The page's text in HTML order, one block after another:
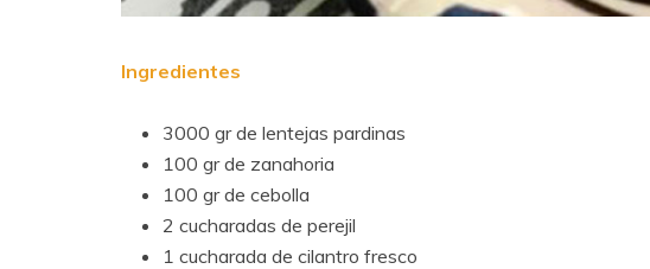
Ingredientes
3000 gr de lentejas pardinas
100 gr de zanahoria
100 gr de cebolla
2 cucharadas de perejil
1 cucharada de cilantro fresco